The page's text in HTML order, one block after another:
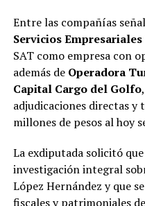
Entre las compañías
Servicios Empresariales
SAT como empresa con
además de Operadora
Capital Cargo del Golfo
adjudicaciones directas y
millones de pesos al hoy
La exdiputada solicitó
investigación integral
López Hernández y que
fiscales y patrimoniales